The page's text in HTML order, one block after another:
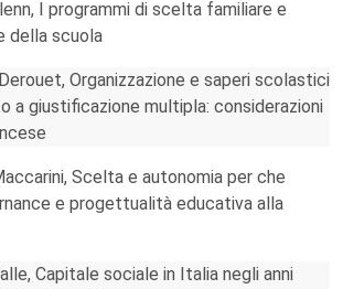
I programmi di scelta familiare e
della scuola
Organizzazione e saperi scolastici
a giustificazione multipla: considerazioni
Scelta e autonomia per che
e progettualità educativa alla
Capitale sociale in Italia negli anni